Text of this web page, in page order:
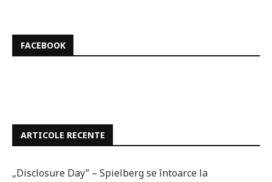
FACEBOOK
ARTICOLE RECENTE
„Disclosure Day” – Spielberg se întoarce la